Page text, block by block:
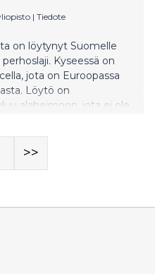
| Tiedote
on löytynyt Suomelle
Kyseessä on
jota on Euroopassa
Löytö on
alaheimoon, jota ei ole
>>